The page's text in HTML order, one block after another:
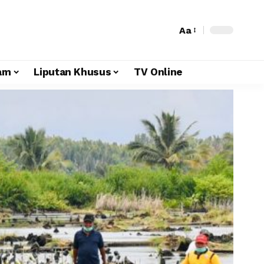
Aa
Liputan Khusus TV Online